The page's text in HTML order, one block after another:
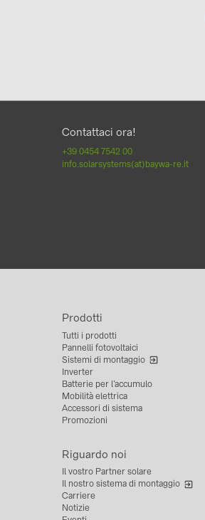
Contattaci ora!
+39 0454 7542 00
info.solarsystems(at)baywa-re.it
Prodotti
Tutti i prodotti
Pannelli fotovoltaici
Sistemi di montaggio
Inverter
Batterie per l’accumulo
Mobilità elettrica
Accessori di sistema
Promozioni
Riguardo noi
Il vostro Partner solare
Il nostro sistema di montaggio
Carriere
Notizie